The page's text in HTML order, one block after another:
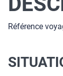
Référence